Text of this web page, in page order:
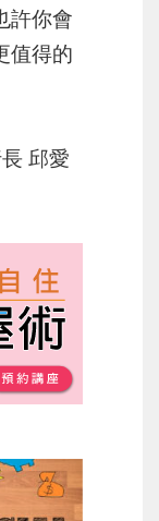
許你會
值得的
邱愛